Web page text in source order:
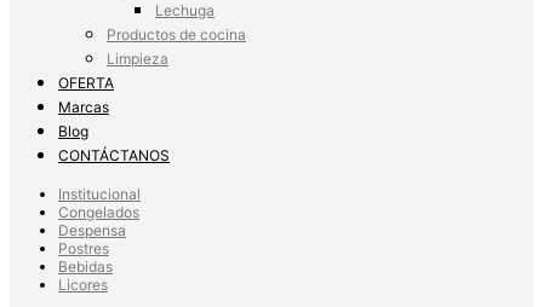
Lechuga
Productos de cocina
Limpieza
OFERTA
Marcas
Blog
CONTÁCTANOS
Institucional
Congelados
Despensa
Postres
Bebidas
Licores